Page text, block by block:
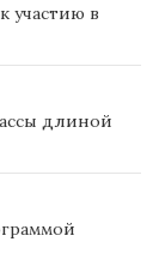
участию в
длиной